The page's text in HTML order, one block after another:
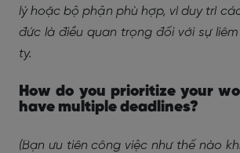
lý hoặc bộ phận phù hợp, vì duy trì
đức là điều quan trọng đối với sự
ty.
How do you prioritize your
have multiple deadlines?
(Bạn ưu tiên công việc như thế nào